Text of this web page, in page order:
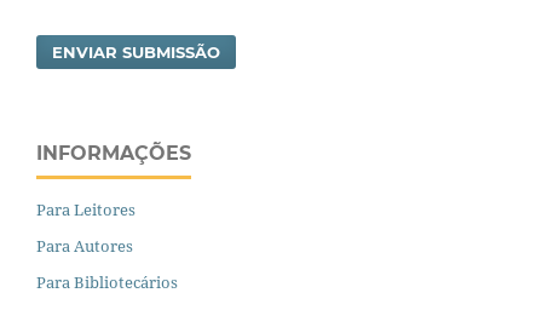
ENVIAR SUBMISSÃO
INFORMAÇÕES
Para Leitores
Para Autores
Para Bibliotecários